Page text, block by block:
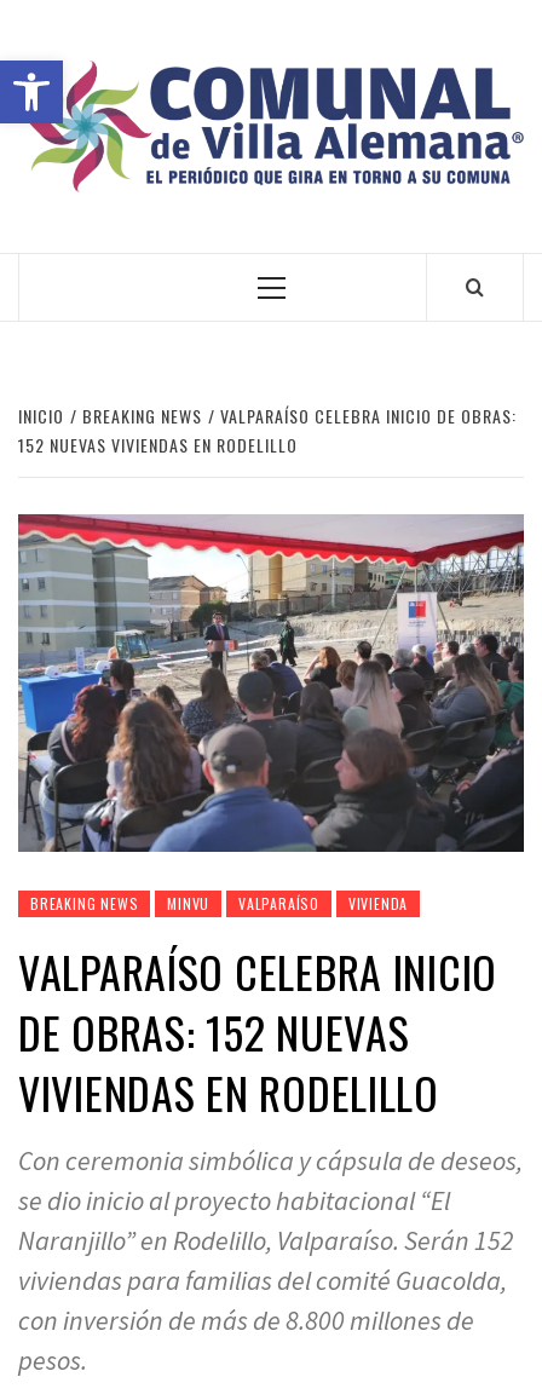
Abrir barra de herramientas
INICIO BREAKING NEWS
VALPARAÍSO CELEBRA INICIO DE OBRAS:
152 NUEVAS VIVIENDAS EN RODELILLO
BREAKING NEWS MINVU VALPARAÍSO VIVIENDA
VALPARAÍSO CELEBRA INICIO
DE OBRAS: 152 NUEVAS
VIVIENDAS EN RODELILLO
Con ceremonia simbólica y cápsula de deseos,
se dio inicio al proyecto habitacional “El
Naranjillo” en Rodelillo, Valparaíso. Serán 152
viviendas para familias del comité Guacolda,
con inversión de más de 8.800 millones de
pesos.